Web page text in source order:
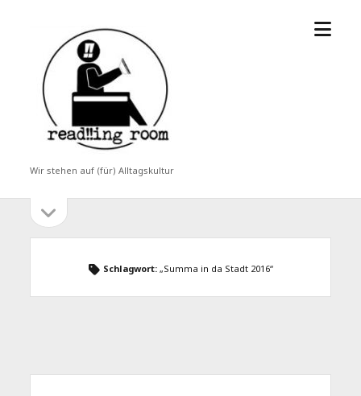
read!!ing
room
Wir stehen auf (für) Alltagskultur
Menü
Seitenleiste
öffnen
Schlagwort: „Summa in da Stadt 2016“